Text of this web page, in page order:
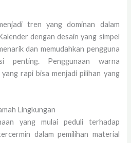
tren yang dominan dalam
dengan desain yang simpel
dan memudahkan pengguna
penting. Penggunaan warna
rapi bisa menjadi pilihan yang
Lingkungan
yang mulai peduli terhadap
dalam pemilihan material